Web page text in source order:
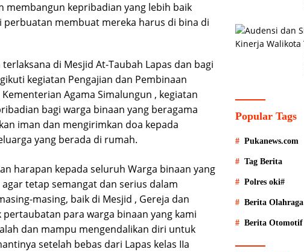
membangun kepribadian yang lebih baik
membuat mereka harus di bina di
di Mesjid At-Taubah Lapas dan bagi
kegiatan Pengajian dan Pembinaan
Agama Simalungun , kegiatan
bagi warga binaan yang beragama
iman dan mengirimkan doa kepada
yang berada di rumah.
harapan kepada seluruh Warga binaan yang
tetap semangat dan serius dalam
masing, baik di Mesjid , Gereja dan
para warga binaan yang kami
dan mampu mengendalikan diri untuk
setelah bebas dari Lapas kelas IIa
Popular Tags
Pukanews.com
Tag Berita
Polres oki#
Berita Olahraga
Berita Otomotif